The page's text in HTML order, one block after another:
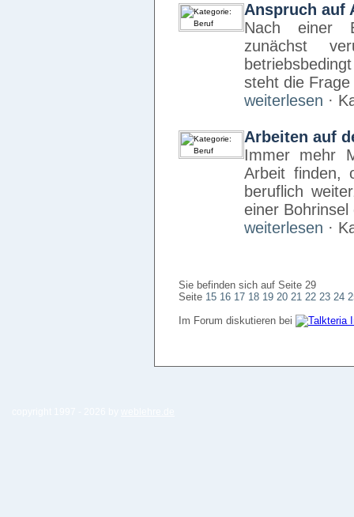
Anspruch auf
Nach einer
zunächst
steht die
weiterlesen ·
Arbeiten auf
Immer mehr
Arbeit finden,
beruflich
einer
weiterlesen ·
Sie befinden sich auf Seite 29
Seite 15 16 17 18 19 20 21 22 23 24
Im Forum diskutieren bei